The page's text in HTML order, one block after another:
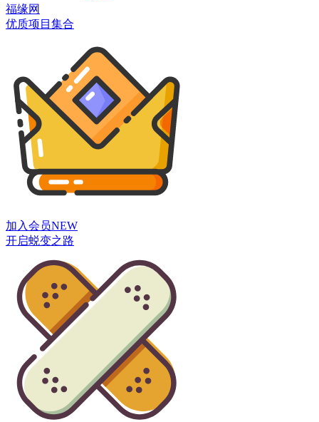
福缘网
优质项目集合
加入会员NEW
开启蜕变之路